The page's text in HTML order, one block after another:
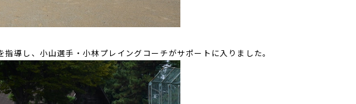
導し、小山選手・小林プレイングコーチがサポートに入りました。